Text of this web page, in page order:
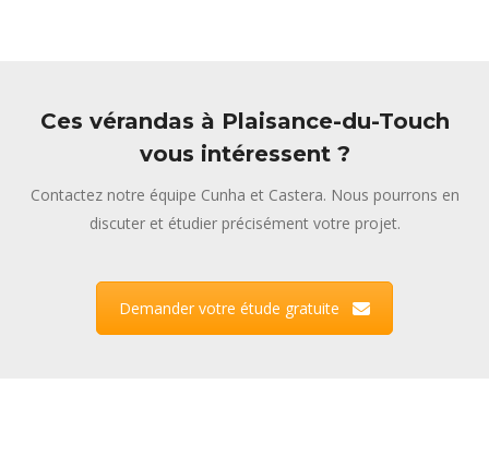
Ces vérandas à Plaisance-du-Touch
vous intéressent ?
Contactez notre équipe Cunha et Castera. Nous pourrons en
discuter et étudier précisément votre projet.
Demander votre étude gratuite